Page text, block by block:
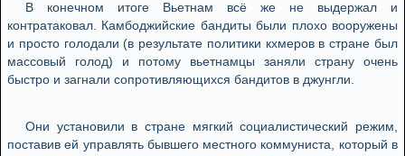
В конечном итоге Вьетнам всё же не выдержал и
контратаковал. Камбоджийские бандиты были плохо вооружены
и просто голодали (в результате политики кхмеров в стране был
массовый голод) и потому вьетнамцы заняли страну очень
быстро и загнали сопротивляющихся бандитов в джунгли.
Они установили в стране мягкий социалистический режим,
поставив ей управлять бывшего местного коммуниста, который в